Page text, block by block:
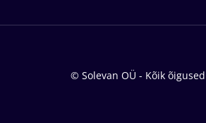
© Solevan OÜ - Kõik